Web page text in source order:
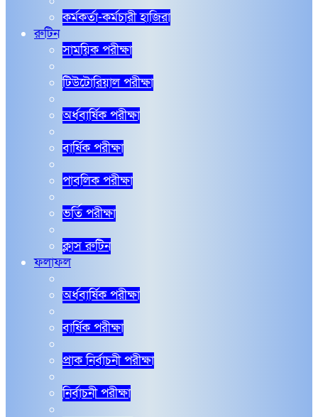
কর্মকর্তা-কর্মচারী হাজিরা
রুটিন
সাময়িক পরীক্ষা
টিউটোরিয়াল পরীক্ষা
অর্ধবার্ষিক পরীক্ষা
বার্ষিক পরীক্ষা
পাবলিক পরীক্ষা
ভর্তি পরীক্ষা
ক্লাস রুটিন
ফলাফল
অর্ধবার্ষিক পরীক্ষা
বার্ষিক পরীক্ষা
প্রাক নির্বাচনী পরীক্ষা
নির্বাচনী পরীক্ষা